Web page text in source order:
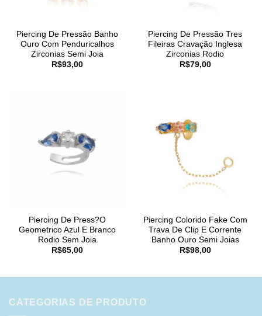
Piercing De Pressão Banho
Ouro Com Penduricalhos
Zirconias Semi Joia
R$93,00
Piercing De Pressão Tres
Fileiras Cravação Inglesa
Zirconias Rodio
R$79,00
Piercing De Press?O
Geometrico Azul E Branco
Rodio Sem Joia
R$65,00
Piercing Colorido Fake Com
Trava De Clip E Corrente
Banho Ouro Semi Joias
R$98,00
CATEGORIAS DE PRODUTO